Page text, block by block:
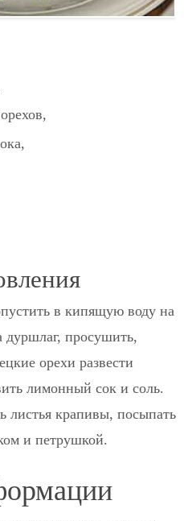
в кипящую воду на
дуршлаг, просушить,
орехи развести
лимонный сок и соль.
листья крапивы, посыпать
и петрушкой.